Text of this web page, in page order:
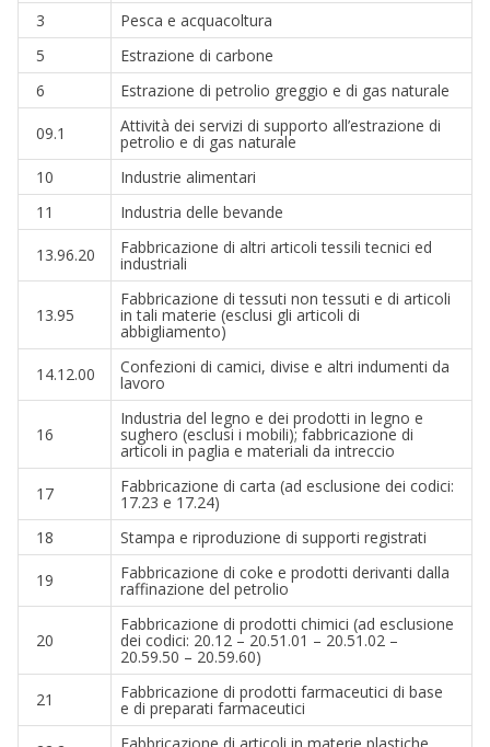
3
Pesca e acquacoltura
5
Estrazione di carbone
6
Estrazione di petrolio greggio e di gas naturale
09.1 Attività dei servizi di supporto all’estrazione di
petrolio e di gas naturale
10
Industrie alimentari
11
Industria delle bevande
13.96.20 Fabbricazione di altri articoli tessili tecnici ed
industriali
13.95
Fabbricazione di tessuti non tessuti e di articoli
in tali materie (esclusi gli articoli di
abbigliamento)
14.12.00 Confezioni di camici, divise e altri indumenti da
lavoro
16
Industria del legno e dei prodotti in legno e
sughero (esclusi i mobili); fabbricazione di
articoli in paglia e materiali da intreccio
17 Fabbricazione di carta (ad esclusione dei codici:
17.23 e 17.24)
18
Stampa e riproduzione di supporti registrati
19 Fabbricazione di coke e prodotti derivanti dalla
raffinazione del petrolio
20
Fabbricazione di prodotti chimici (ad esclusione
dei codici: 20.12 – 20.51.01 – 20.51.02 –
20.59.50 – 20.59.60)
21 Fabbricazione di prodotti farmaceutici di base
e di preparati farmaceutici